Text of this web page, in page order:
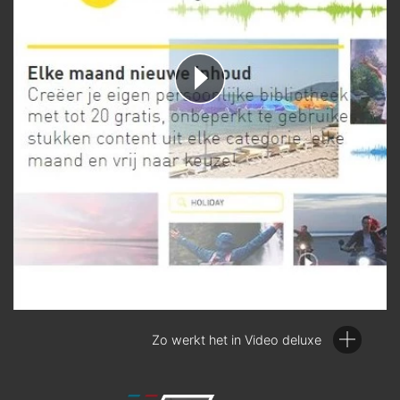
geluidsobject. Nu kun jebeeld en geluid onafhankelijk
. Als je naast de ALT-toets ook de SHIFT-toets
ingedrukt houdt, zet je de horizontale positie van het object
op het spoor vast. Dit beschermt objecten tegen
onbedoeld verschuiven.
Objectinhoud verschuiven:soms is een gemonteerde
scèneopbouw eigenlijk perfect, maar klopt bijvoorbeeld het
beginbeeld van een opname toch niet. Met de muisstand
'Objectinhoud verplaatsen' laat je de structuur staan, maar
verander je de inhoud van het object. De lengte en de
positie blijven hetzelfde, maar het begin- en eindbeeld
Gaten sluiten:
soms ontstaan er onbedoelde hiaten tijdens
de montage van de film. Voor dit doel is er de praktische
functie voor het sluiten van spleten, die je helemaal aan het
projectvenster en selecteer 'Gaten zoeken en sluiten'.
Overigens: alle bewerkingen zijn, zoals alle andere bewerkingen
in Video deluxe, 'niet-destructief'. Dit betekent: er gebeurt niets
Zo werkt het in Video deluxe